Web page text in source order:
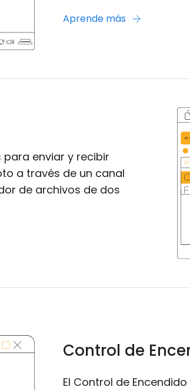
Aprende más
para enviar y recibir
a través de un canal
de archivos de dos
Control de
El Control de